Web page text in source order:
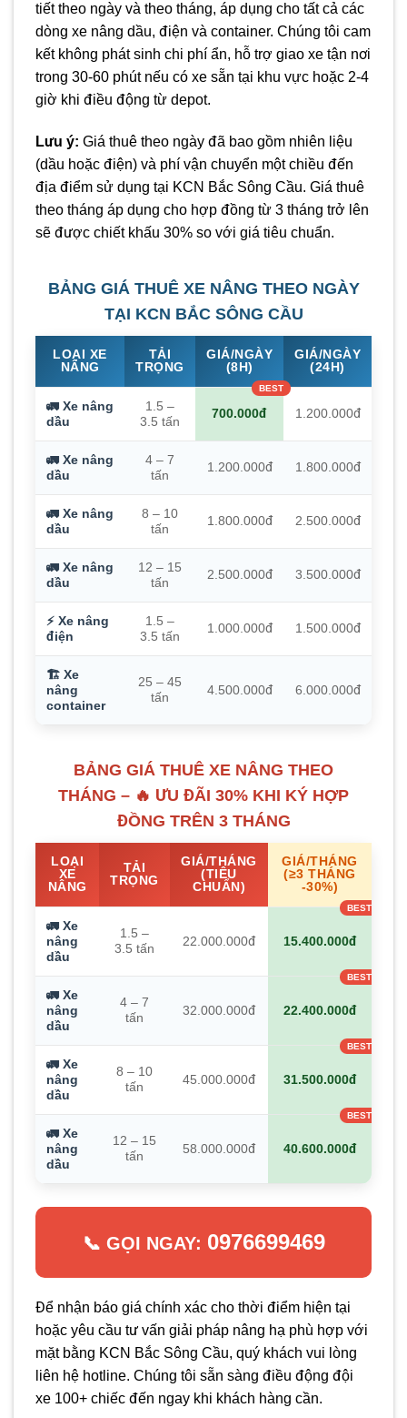
tiết theo ngày và theo tháng, áp dụng cho tất cả các
dòng xe nâng dầu, điện và container. Chúng tôi cam
kết không phát sinh chi phí ẩn, hỗ trợ giao xe tận nơi
trong 30-60 phút nếu có xe sẵn tại khu vực hoặc 2-4
giờ khi điều động từ depot.
Lưu ý: Giá thuê theo ngày đã bao gồm nhiên liệu
(dầu hoặc điện) và phí vận chuyển một chiều đến
địa điểm sử dụng tại KCN Bắc Sông Cầu. Giá thuê
theo tháng áp dụng cho hợp đồng từ 3 tháng trở lên
sẽ được chiết khấu 30% so với giá tiêu chuẩn.
BẢNG GIÁ THUÊ XE NÂNG THEO NGÀY
TẠI KCN BẮC SÔNG CẦU
LOẠI XE
NÂNG
TẢI
TRỌNG
GIÁ/NGÀY
(8H)
GIÁ/NGÀY
(24H)
🚛 Xe nâng
dầu
1.5 –
3.5 tấn
700.000đ 1.200.000đ
🚛 Xe nâng
dầu
4 – 7
tấn
1.200.000đ 1.800.000đ
🚛 Xe nâng
dầu
8 – 10
tấn
1.800.000đ 2.500.000đ
🚛 Xe nâng
dầu
12 – 15
tấn
2.500.000đ 3.500.000đ
⚡ Xe nâng
điện
1.5 –
3.5 tấn
1.000.000đ 1.500.000đ
🏗️ Xe
nâng
container
25 – 45
tấn
4.500.000đ 6.000.000đ
BẢNG GIÁ THUÊ XE NÂNG THEO
THÁNG – 🔥 ƯU ĐÃI 30% KHI KÝ HỢP
ĐỒNG TRÊN 3 THÁNG
LOẠI
XE
NÂNG
TẢI
TRỌNG
GIÁ/THÁNG
(TIÊU
CHUẨN)
GIÁ/THÁNG
(≥3 THÁNG
-30%)
🚛 Xe
nâng
dầu
1.5 –
3.5 tấn
22.000.000đ 15.400.000đ
🚛 Xe
nâng
dầu
4 – 7
tấn
32.000.000đ 22.400.000đ
🚛 Xe
nâng
dầu
8 – 10
tấn
45.000.000đ 31.500.000đ
🚛 Xe
nâng
dầu
12 – 15
tấn
58.000.000đ 40.600.000đ
📞 GỌI NGAY: 0976699469
Để nhận báo giá chính xác cho thời điểm hiện tại
hoặc yêu cầu tư vấn giải pháp nâng hạ phù hợp với
mặt bằng KCN Bắc Sông Cầu, quý khách vui lòng
liên hệ hotline. Chúng tôi sẵn sàng điều động đội
xe 100+ chiếc đến ngay khi khách hàng cần.